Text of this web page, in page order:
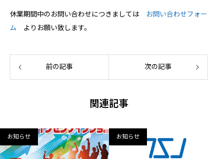
休業期間中のお問い合わせにつきましては お問い合わせフォー
ム よりお願い致します。
前の記事 次の記事
関連記事
お知らせ お知らせ